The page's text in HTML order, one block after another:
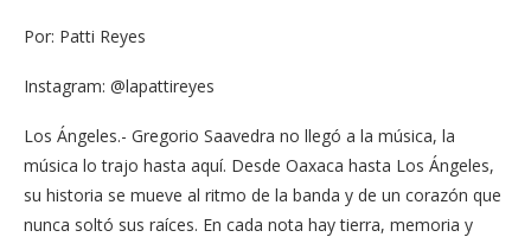
Por: Patti Reyes
Instagram: @lapattireyes
Los Ángeles.- Gregorio Saavedra no llegó a la música, la
música lo trajo hasta aquí. Desde Oaxaca hasta Los Ángeles,
su historia se mueve al ritmo de la banda y de un corazón que
nunca soltó sus raíces. En cada nota hay tierra, memoria y